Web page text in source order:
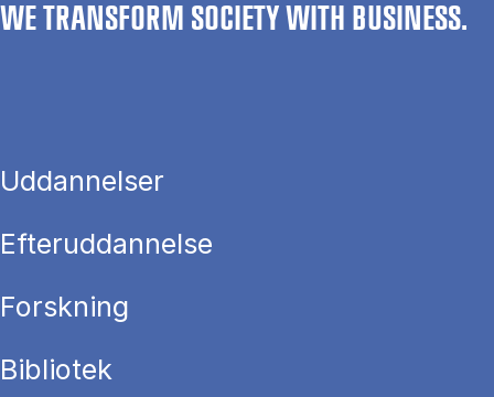
WE TRANSFORM SOCIETY WITH BUSINESS.
Uddannelser
Efteruddannelse
Forskning
Bibliotek